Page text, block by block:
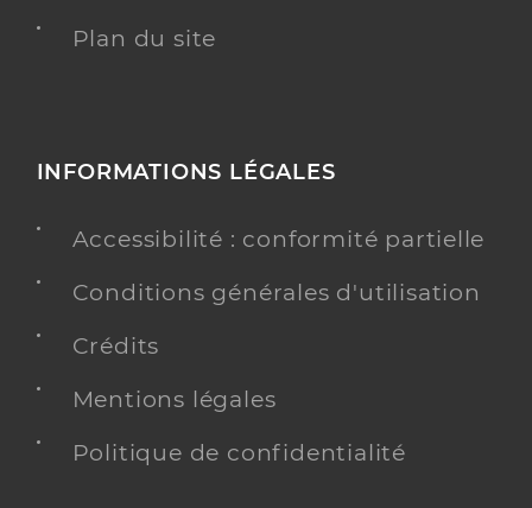
Plan du site
INFORMATIONS LÉGALES
Accessibilité : conformité partielle
Conditions générales d'utilisation
Crédits
Mentions légales
Politique de confidentialité